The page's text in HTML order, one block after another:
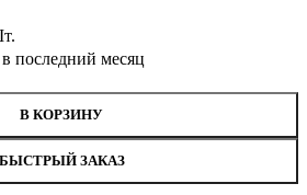
последний месяц
09С6335-Г50, 160x285см
В КОРЗИНУ
БЫСТРЫЙ ЗАКАЗ